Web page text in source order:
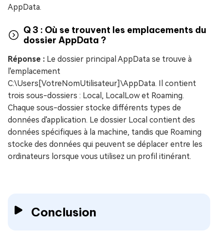
AppData.
Q 3 : Où se trouvent les emplacements du
dossier AppData ?
Réponse : Le dossier principal AppData se trouve à
l'emplacement
C:\Users[VotreNomUtilisateur]\AppData. Il contient
trois sous-dossiers : Local, LocalLow et Roaming.
Chaque sous-dossier stocke différents types de
données d'application. Le dossier Local contient des
données spécifiques à la machine, tandis que Roaming
stocke des données qui peuvent se déplacer entre les
ordinateurs lorsque vous utilisez un profil itinérant.
Conclusion